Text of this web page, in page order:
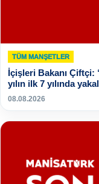
TÜM MANŞETLER
İçişleri Bakanı Çiftçi:
yılın ilk 7 yılında
08.08.2026